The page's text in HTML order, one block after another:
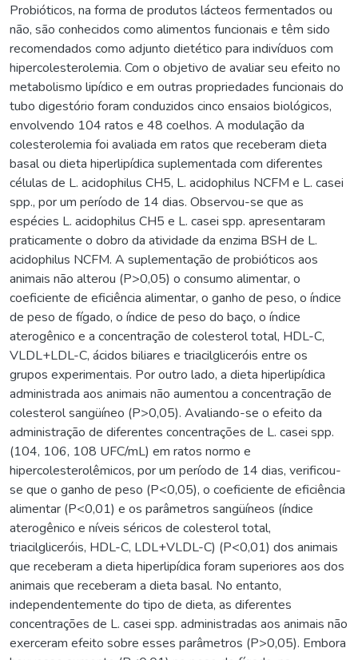
Probióticos, na forma de produtos lácteos fermentados ou
não, são conhecidos como alimentos funcionais e têm sido
recomendados como adjunto dietético para indivíduos com
hipercolesterolemia. Com o objetivo de avaliar seu efeito no
metabolismo lipídico e em outras propriedades funcionais do
tubo digestório foram conduzidos cinco ensaios biológicos,
envolvendo 104 ratos e 48 coelhos. A modulação da
colesterolemia foi avaliada em ratos que receberam dieta
basal ou dieta hiperlipídica suplementada com diferentes
células de L. acidophilus CH5, L. acidophilus NCFM e L. casei
spp., por um período de 14 dias. Observou-se que as
espécies L. acidophilus CH5 e L. casei spp. apresentaram
praticamente o dobro da atividade da enzima BSH de L.
acidophilus NCFM. A suplementação de probióticos aos
animais não alterou (P>0,05) o consumo alimentar, o
coeficiente de eficiência alimentar, o ganho de peso, o índice
de peso de fígado, o índice de peso do baço, o índice
aterogênico e a concentração de colesterol total, HDL-C,
VLDL+LDL-C, ácidos biliares e triacilgliceróis entre os
grupos experimentais. Por outro lado, a dieta hiperlipídica
administrada aos animais não aumentou a concentração de
colesterol sangüíneo (P>0,05). Avaliando-se o efeito da
administração de diferentes concentrações de L. casei spp.
(104, 106, 108 UFC/mL) em ratos normo e
hipercolesterolêmicos, por um período de 14 dias, verificou-
se que o ganho de peso (P<0,05), o coeficiente de eficiência
alimentar (P<0,01) e os parâmetros sangüíneos (índice
aterogênico e níveis séricos de colesterol total,
triacilgliceróis, HDL-C, LDL+VLDL-C) (P<0,01) dos animais
que receberam a dieta hiperlipídica foram superiores aos dos
animais que receberam a dieta basal. No entanto,
independentemente do tipo de dieta, as diferentes
concentrações de L. casei spp. administradas aos animais não
exerceram efeito sobre esses parâmetros (P>0,05). Embora